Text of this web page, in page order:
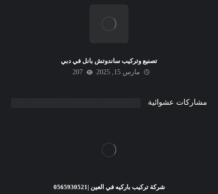
تصنيع وتركيب ساندوتش بانل في دبي
مارس 15, 2025
207
مشاركات عشوائية
شركة تركيب باركيه في العين |0565930521